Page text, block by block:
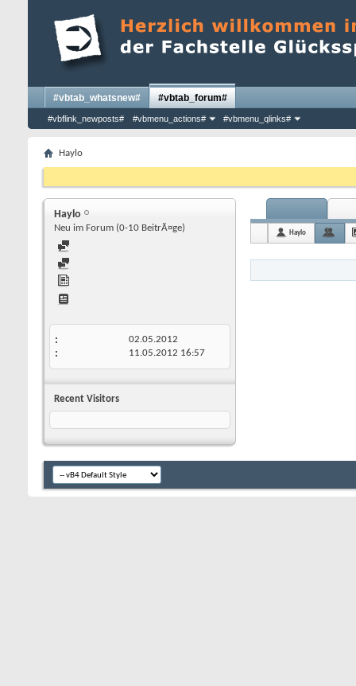
#vbtab_whatsnew# #vbtab_forum#
#vbflink_newposts# #vbmenu_actions# #vbmenu_qlinks#
Haylo
Haylo
Neu im Forum (0-10 BeitrÃ¤ge)
02.05.2012
11.05.2012 16:57
Recent Visitors
Haylo